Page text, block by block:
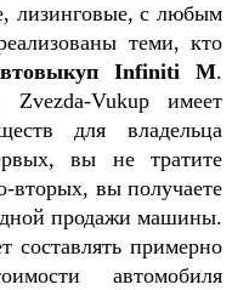
лизинговые, с любым
теми, кто
Infiniti М.
Zvezda-Vukup имеет
для владельца
вы не тратите
вторых, вы получаете
продажи машины.
составлять примерно
автомобиля